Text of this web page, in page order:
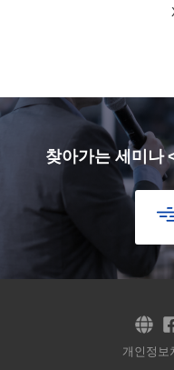
찾아가는 세미나
개인정보